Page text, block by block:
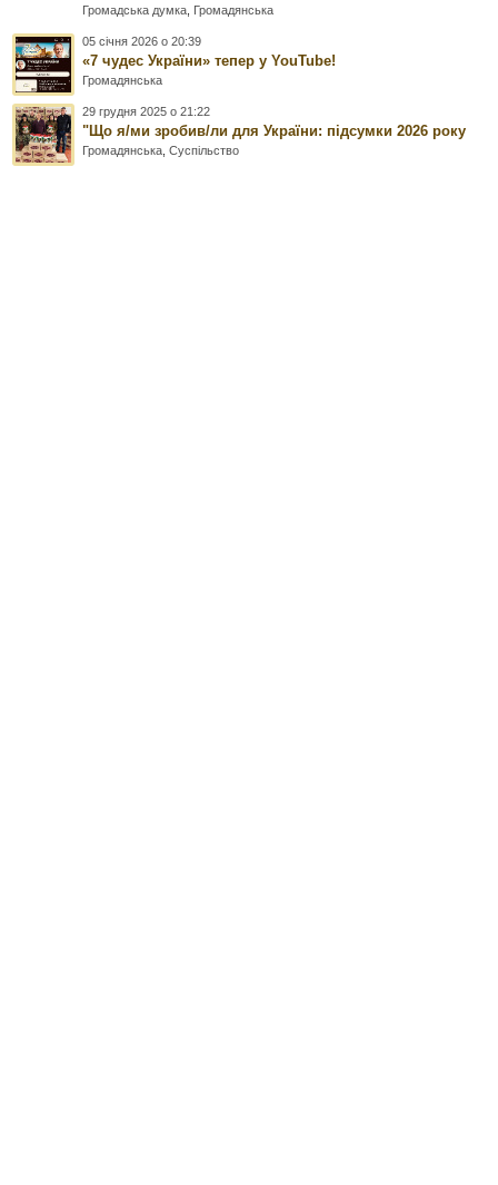
Громадська думка Громадянська
05 січня 2026 о 20:39
«7 чудес України» тепер у YouTube!
Громадянська
29 грудня 2025 о 21:22
"Що я/ми зробив/ли для України: підсумки 2026 року
Громадянська ,Суспільство